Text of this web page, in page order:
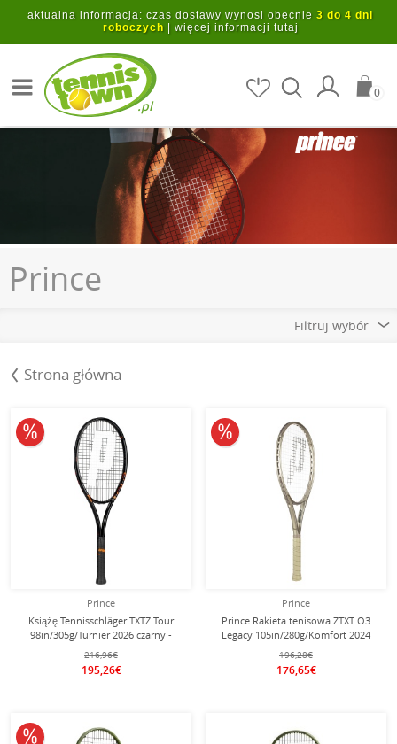
Przejdź do głównej treści
aktualna informacja: czas dostawy wynosi obecnie 3 do 4 dni
roboczych| więcej informacji tutaj
.pl
0
Prince
Filtruj wybór
Strona główna
Prince
Książę Tennisschläger TXTZ Tour
98in/305g/Turnier 2026 czarny -
216,96€
195,26€
10% obniżone
Prince
Prince Rakieta tenisowa ZTXT O3
Legacy 105in/280g/Komfort 2024
196,28€
176,65€
10% obniżone
10% obniżone